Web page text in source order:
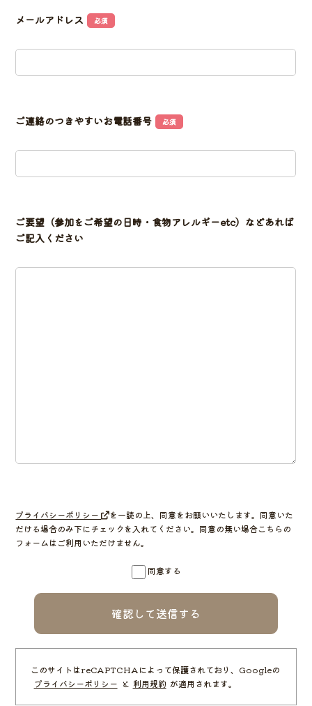
メールアドレス 必須
ご連絡のつきやすいお電話番号 必須
ご要望（参加をご希望の日時・食物アレルギーetc）などあれば
ご記入ください
プライバシーポリシー を一読の上、同意をお願いいたします。 同意いた
だける場合のみ下にチェックを入れてください。 同意の無い場合こちらの
フォームはご利用いただけません。
同意する
このサイトはreCAPTCHAによって保護されており、Googleの
プライバシーポリシー と 利用規約 が適用されます。